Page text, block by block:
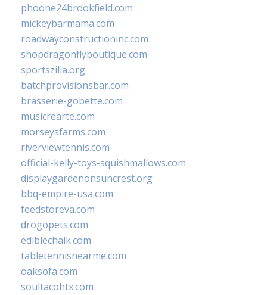
phoone24brookfield.com
mickeybarmama.com
roadwayconstructioninc.com
shopdragonflyboutique.com
sportszilla.org
batchprovisionsbar.com
brasserie-gobette.com
musicrearte.com
morseysfarms.com
riverviewtennis.com
official-kelly-toys-squishmallows.com
displaygardenonsuncrest.org
bbq-empire-usa.com
feedstoreva.com
drogopets.com
ediblechalk.com
tabletennisnearme.com
oaksofa.com
soultacohtx.com